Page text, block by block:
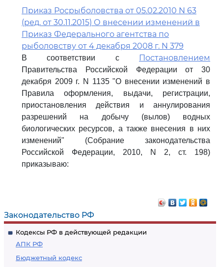
Законодательство РФ
Кодексы РФ в действующей редакции
АПК РФ
Бюджетный кодекс
Приказ Росрыболовства от 05.02.2010 N 63
(ред. от 30.11.2015) О внесении изменений в
Приказ Федерального агентства по
рыболовству от 4 декабря 2008 г. N 379
В соответствии с Постановлением
Правительства Российской Федерации от 30
декабря 2009 г. N 1135 "О внесении изменений в
Правила оформления, выдачи, регистрации,
приостановления действия и аннулирования
разрешений на добычу (вылов) водных
биологических ресурсов, а также внесения в них
изменений" (Собрание законодательства
Российской Федерации, 2010, N 2, ст. 198)
приказываю: